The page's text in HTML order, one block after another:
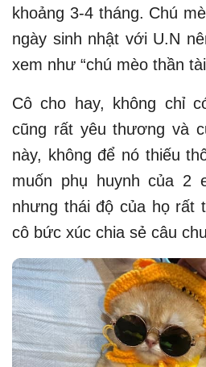
khoảng 3-4 tháng. Chú
ngày sinh nhật với U.N
xem như “chú mèo thần
Cô cho hay, không chỉ
cũng rất yêu thương và
này, không để nó thiếu
muốn phụ huynh của 2
nhưng thái độ của họ rất
cô bức xúc chia sẻ câu